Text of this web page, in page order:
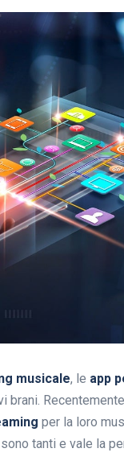
musicale, le app
brani.
per la loro
tanti e vale la